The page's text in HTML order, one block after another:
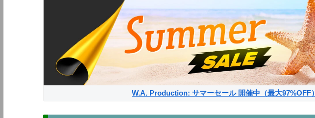
W.A. Production: サマーセール 開催中（最大97%OFF）